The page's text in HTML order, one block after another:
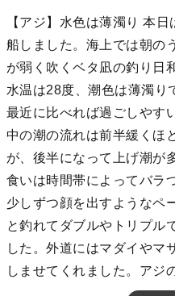
【アジ】水色は薄濁り 本
船しました。海上では朝の
が弱く吹くベタ凪の釣り日
水温は28度、潮色は薄濁り
最近に比べれば過ごしやす
中の潮の流れは前半緩くほ
が、後半になって上げ潮が
食いは時間帯によってバラ
少しずつ顔を出すようなペ
と釣れてダブルやトリプル
した。外道にはマダイやマ
しませてくれました。アジ